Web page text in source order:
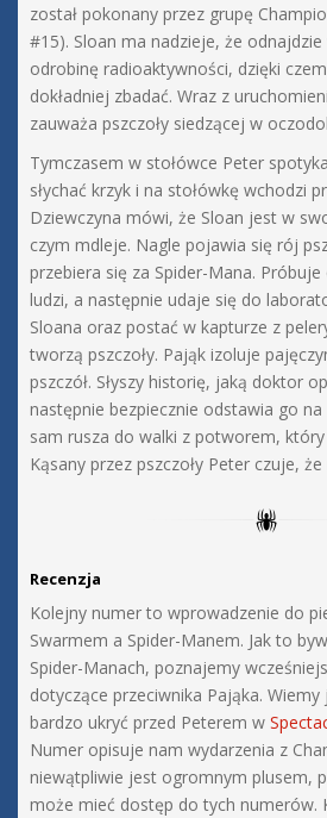
został pokonany przez grupę
#15). Sloan ma nadzieje, że
odrobinę radioaktywności, dzięki
dokładniej zbadać. Wraz z
zauważa pszczoły siedzącej w
Tymczasem w stołówce Peter
słychać krzyk i na stołówkę wchodzi
Dziewczyna mówi, że Sloan jest w
czym mdleje. Nagle pojawia się rój
przebiera się za Spider-Mana. Próbuje
ludzi, a następnie udaje się do
Sloana oraz postać w kapturze z
tworzą pszczoły. Pająk izoluje
pszczół. Słyszy historię, jaką doktor
następnie bezpiecznie odstawia go
sam rusza do walki z potworem,
Kąsany przez pszczoły Peter czuje,
Recenzja
Kolejny numer to wprowadzenie do
Swarmem a Spider-Manem. Jak to
Spider-Manach, poznajemy
dotyczące przeciwnika Pająka. Wiemy
bardzo ukryć przed Peterem w
Numer opisuje nam wydarzenia z
niewątpliwie jest ogromnym plusem,
może mieć dostęp do tych numerów.